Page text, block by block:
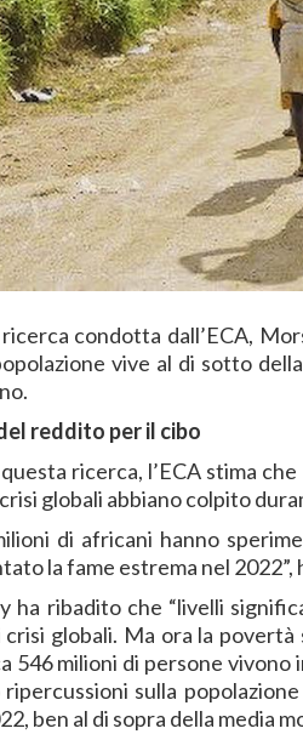
condotta dall’ECA,
vive al di sotto
reddito per il cibo
ricerca, l’ECA stima
globali abbiano colpito
di africani hanno
la fame estrema nel 2022”,
ha ribadito che “livelli
globali. Ma ora la povertà
546 milioni di persone vivono
sulla
ben al di sopra della media